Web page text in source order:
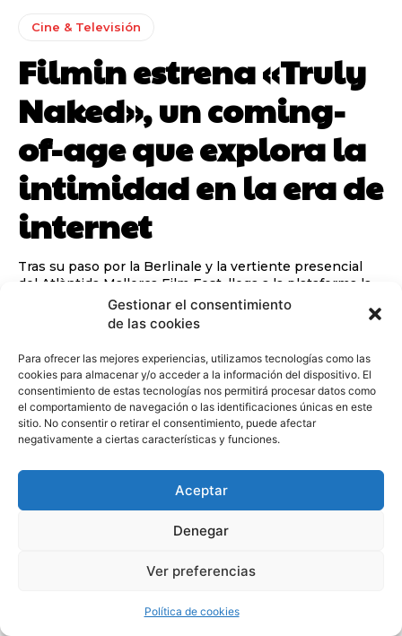
Gestionar el consentimiento
de las cookies
Para ofrecer las mejores experiencias, utilizamos tecnologías como las
cookies para almacenar y/o acceder a la información del dispositivo. El
consentimiento de estas tecnologías nos permitirá procesar datos como
el comportamiento de navegación o las identificaciones únicas en este
sitio. No consentir o retirar el consentimiento, puede afectar
negativamente a ciertas características y funciones.
Aceptar
Denegar
Ver preferencias
Política de cookies
Cine & Televisión
Filmin estrena «Truly
Naked», un coming-
of-age que explora la
intimidad en la era de
internet
Tras su paso por la Berlinale y la vertiente presencial
del Atlàntida Mallorca Film Fest, llega a la plataforma la